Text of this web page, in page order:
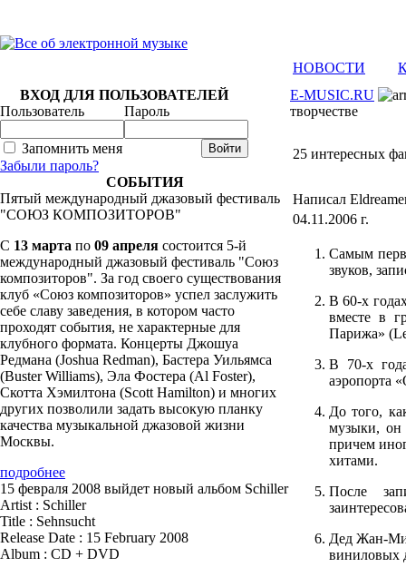
НОВОСТИ
ВХОД ДЛЯ ПОЛЬЗОВАТЕЛЕЙ
Пользователь
Пароль
Запомнить меня
Забыли пароль?
СОБЫТИЯ
Пятый международный джазовый фестиваль
"СОЮЗ КОМПОЗИТОРОВ"
C 13 марта по 09 апреля состоится 5-й
международный джазовый фестиваль "Союз
композиторов". За год своего существования
клуб «Союз композиторов» успел заслужить
себе славу заведения, в котором часто
проходят события, не характерные для
клубного формата. Концерты Джошуа
Редмана (Joshua Redman), Бастера Уильямса
(Buster Williams), Эла Фостера (Al Foster),
Скотта Хэмилтона (Scott Hamilton) и многих
других позволили задать высокую планку
качества музыкальной джазовой жизни
Москвы.
подробнее
15 февраля 2008 выйдет новый альбом Schiller
Artist : Schiller
Title : Sehnsucht
Release Date : 15 February 2008
Album : CD + DVD
E-MUSIC.RU
творчестве
25 интересных
Написал
04.11.2006 г.
Самым
звуков,
В 60-х
вместе в
Парижа»
В 70-х
аэропорта
До того,
музыки, он
причем
хитами.
После
Дед Жан-
виниловых